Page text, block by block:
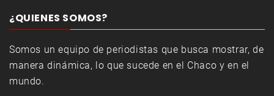
¿QUIENES SOMOS?
Somos un equipo de periodistas que busca mostrar, de
manera dinámica, lo que sucede en el Chaco y en el
mundo.